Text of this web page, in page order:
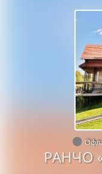
РАНЧО